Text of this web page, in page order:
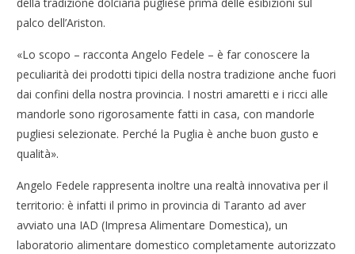
palco dell’Ariston.
«Lo scopo – racconta Angelo Fedele – è far conoscere la
peculiarità dei prodotti tipici della nostra tradizione anche fuori
dai confini della nostra provincia. I nostri amaretti e i ricci alle
mandorle sono rigorosamente fatti in casa, con mandorle
pugliesi selezionate. Perché la Puglia è anche buon gusto e
qualità».
Angelo Fedele rappresenta inoltre una realtà innovativa per il
territorio: è infatti il primo in provincia di Taranto ad aver
avviato una IAD (Impresa Alimentare Domestica), un
laboratorio alimentare domestico completamente autorizzato